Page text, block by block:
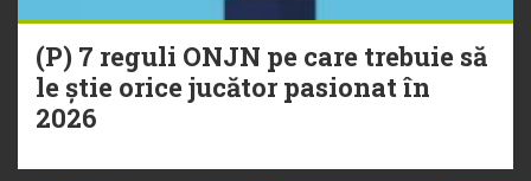
(P) 7 reguli ONJN pe care trebuie să
le știe orice jucător pasionat în
2026